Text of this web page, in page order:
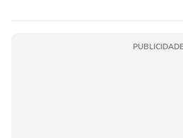
PUBLICIDADE